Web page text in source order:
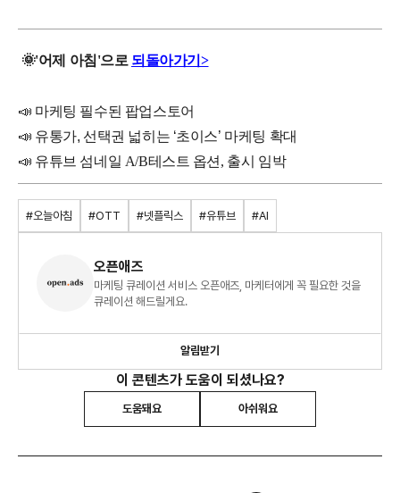
🌞'어제 아침'으로 되돌아가기>
📣 마케팅 필수된 팝업스토어
📣 유통가, 선택권 넓히는 ‘초이스’ 마케팅 확대
📣 유튜브 섬네일 A/B테스트 옵션, 출시 임박
#오늘아침 #OTT #넷플릭스 #유튜브 #AI
오픈애즈
마케팅 큐레이션 서비스 오픈애즈, 마케터에게 꼭 필요한 것을
큐레이션 해드릴게요.
알림받기
이 콘텐츠가 도움이 되셨나요?
도움돼요 아쉬워요